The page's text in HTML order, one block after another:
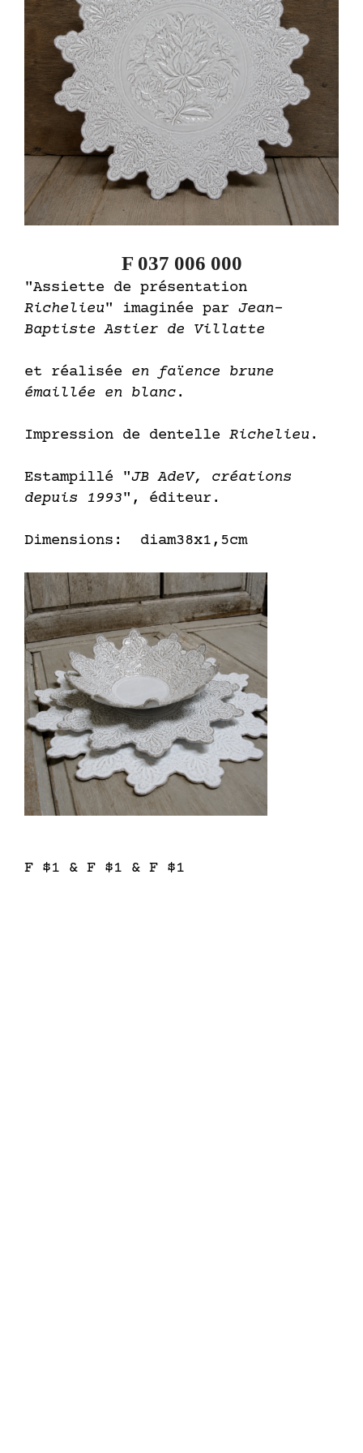
F 037 006 000
"Assiette de présentation
Richelieu" imaginée par Jean-
Baptiste Astier de Villatte
et réalisée en faïence brune
émaillée en blanc.
Impression de dentelle Richelieu .
Estampillé "JB AdeV, créations
depuis 1993", éditeur.
Dimensions: diam38x1,5cm
F $1 & F $1 & F $1